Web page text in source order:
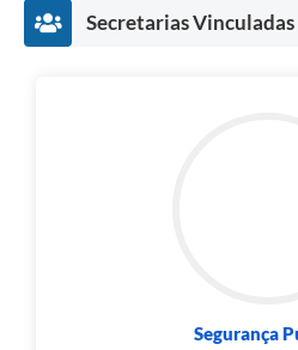
Secretarias Vinculadas
Segurança